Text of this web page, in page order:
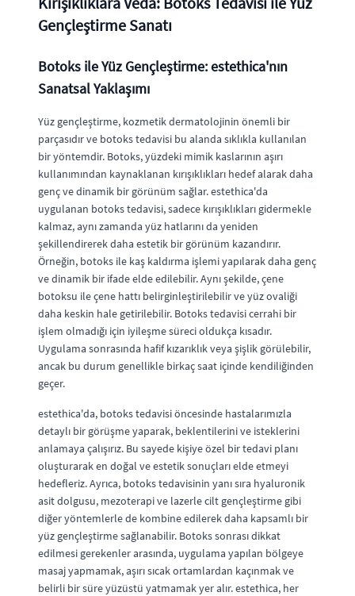
Gençleştirme Sanatı
Botoks ile Yüz Gençleştirme: estethica'nın
Sanatsal Yaklaşımı
Yüz gençleştirme, kozmetik dermatolojinin önemli bir
parçasıdır ve botoks tedavisi bu alanda sıklıkla kullanılan
bir yöntemdir. Botoks, yüzdeki mimik kaslarının aşırı
kullanımından kaynaklanan kırışıklıkları hedef alarak daha
genç ve dinamik bir görünüm sağlar. estethica'da
uygulanan botoks tedavisi, sadece kırışıklıkları gidermekle
kalmaz, aynı zamanda yüz hatlarını da yeniden
şekillendirerek daha estetik bir görünüm kazandırır.
Örneğin, botoks ile kaş kaldırma işlemi yapılarak daha genç
ve dinamik bir ifade elde edilebilir. Aynı şekilde, çene
botoksu ile çene hattı belirginleştirilebilir ve yüz ovaliği
daha keskin hale getirilebilir. Botoks tedavisi cerrahi bir
işlem olmadığı için iyileşme süreci oldukça kısadır.
Uygulama sonrasında hafif kızarıklık veya şişlik görülebilir,
ancak bu durum genellikle birkaç saat içinde kendiliğinden
geçer.
estethica'da, botoks tedavisi öncesinde hastalarımızla
detaylı bir görüşme yaparak, beklentilerini ve isteklerini
anlamaya çalışırız. Bu sayede kişiye özel bir tedavi planı
oluşturarak en doğal ve estetik sonuçları elde etmeyi
hedefleriz. Ayrıca, botoks tedavisinin yanı sıra hyaluronik
asit dolgusu, mezoterapi ve lazerle cilt gençleştirme gibi
diğer yöntemlerle de kombine edilerek daha kapsamlı bir
yüz gençleştirme sağlanabilir. Botoks sonrası dikkat
edilmesi gerekenler arasında, uygulama yapılan bölgeye
masaj yapmamak, aşırı sıcak ortamlardan kaçınmak ve
belirli bir süre yüzüstü yatmamak yer alır. estethica, her